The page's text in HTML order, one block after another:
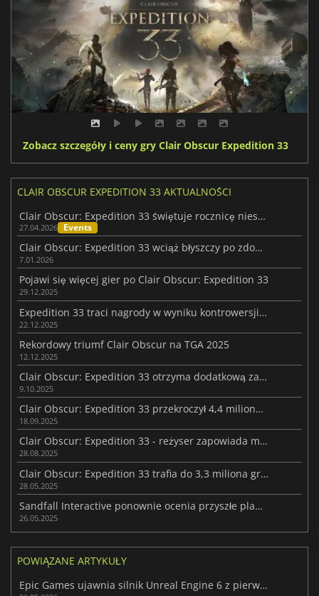
Zobacz szczegóły i ceny gry Clair Obscur Expedition 33
CLAIR OBSCUR EXPEDITION 33 AKTUALNOŚCI
Clair Obscur: Expedition 33 świętuje rocznicę niespodziankami
27.04.2026 Events
Clair Obscur: Expedition 33 wciąż błyszczy po zdobyciu Gry Roku
7.01.2026
Pojawi się więcej gier po Clair Obscur: Expedition 33
29.12.2025
Expedition 33 traci nagrody w wyniku kontrowersji związanych z AI
22.12.2025
Rekordowy triumf Clair Obscur na TGA 2025
12.12.2025
Clair Obscur: Expedition 33 otrzyma dodatkową zawartość
9.10.2025
Clair Obscur: Expedition 33 przekroczył 4,4 miliona sprzedanych egzemplarzy
18.09.2025
Clair Obscur: Expedition 33 - reżyser zapowiada możliwe DLC
28.08.2025
Clair Obscur: Expedition 33 trafia do 3,3 miliona graczy w 33 dni
28.05.2025
Sandfall Interactive ponownie ocenia przyszłe plany Clair Obscur: Expedition 33
26.05.2025
POWIĄZANE ARTYKUŁY
Epic Games ujawnia silnik Unreal Engine 6 z pierwszym wyglądem wideo